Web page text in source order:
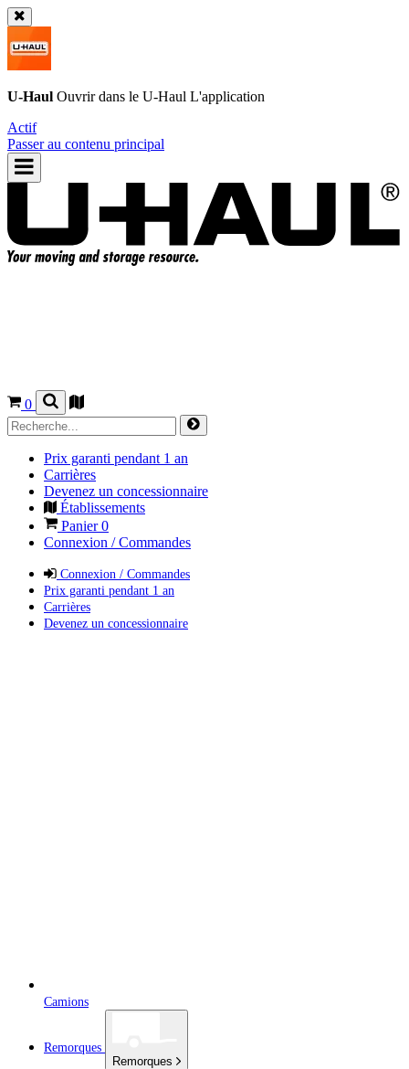
U-Haul Ouvrir dans le U-Haul L'application
Actif
Passer au contenu principal
0
Prix garanti pendant 1 an
Carrières
Devenez un concessionnaire
Établissements
Panier0
Connexion / Commandes
Connexion / Commandes
Prix garanti pendant 1 an
Carrières
Devenez un concessionnaire
Camions
Remorques
Remorques